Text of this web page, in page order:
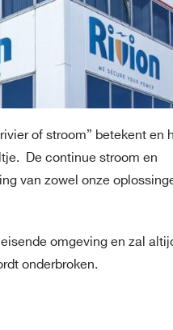
of stroom” betekent en
De continue stroom en
van zowel onze
omgeving en zal
onderbroken.